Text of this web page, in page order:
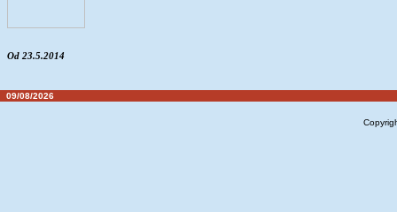
Od 23.5.2014
09/08/2026